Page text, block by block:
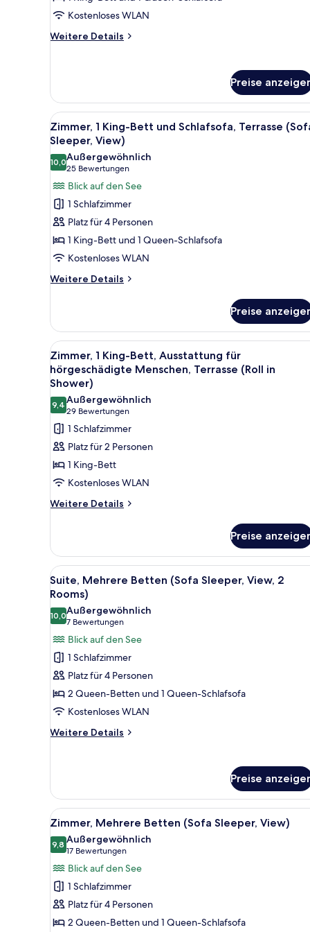
und
Schlafsofa
(Sofa
Kostenloses WLAN
Weitere Details
Weitere
Bett
und
Schlafsofa
(Sofa
Sleeper)
Preise
Alle
Fotos
für
Zimmer,
1 King-
Bett
und
Schlafsofa,
Terrasse
(Sofa
Sleeper,
Ein Hotelzimmer mit einem
4
Zimmer, 1 King-Bett und Schlafsofa, Terrasse
Sleeper, View)
10,010,0 von 10
Außergewöhnlich
25 Bewertungen
(25
Bewertungen)
Blick auf den See
1 Schlafzimmer
Platz für 4 Personen
1 King-Bett und 1 Queen-Schlafsofa
Kostenloses WLAN
Weitere Details
Weitere
1 King-
Bett
und
Schlafsofa,
Terrasse
(Sofa
Sleeper,
View)
Preise
Alle
Fotos
für
Zimmer,
1 King-
Bett,
Ausstattung
für
hörgeschädigte
Menschen,
Terrasse
Shower)
anzeigen
Ein Hotelzimmer mit einem
4
Zimmer, 1 King-Bett, Ausstattung für
hörgeschädigte Menschen, Terrasse (Roll in
Shower)
9,49,4 von 10
Außergewöhnlich
29 Bewertungen
(29
Bewertungen)
1 Schlafzimmer
Platz für 2 Personen
1 King-Bett
Kostenloses WLAN
Weitere Details
Weitere
1 King-
Bett,
Ausstattung
für
hörgeschädigte
Menschen,
Terrasse
(Roll
in
Shower)
Preise
Alle
Fotos
für
Suite,
Mehrere
Betten
(Sofa
Sleeper,
View,
2
Rooms)
Ein Hotelzimmer mit zwei
4
Suite, Mehrere Betten (Sofa Sleeper, View, 2
Rooms)
10,010,0 von 10
Außergewöhnlich
7 Bewertungen
(7
Bewertungen)
Blick auf den See
1 Schlafzimmer
Platz für 4 Personen
2 Queen-Betten und 1 Queen-Schlafsofa
Kostenloses WLAN
Weitere Details
Weitere
Betten
(Sofa
Sleeper,
2
Rooms)
Preise
Alle
Fotos
für
Zimmer,
Mehrere
Betten
(Sofa
Sleeper,
Ein Hotelzimmer mit zwei
4
Zimmer, Mehrere Betten (Sofa Sleeper, View)
9,89,8 von 10
Außergewöhnlich
17 Bewertungen
(17
Bewertungen)
Blick auf den See
1 Schlafzimmer
Platz für 4 Personen
2 Queen-Betten und 1 Queen-Schlafsofa